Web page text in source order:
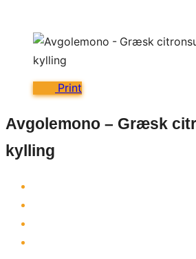
Print
Avgolemono – Græsk
kylling